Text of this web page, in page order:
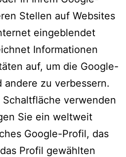
Stellen auf Websites
eingeblendet
Informationen
auf, um die Google-
andere zu verbessern.
verwenden
Sie ein weltweit
Google-Profil, das
Profil gewählten